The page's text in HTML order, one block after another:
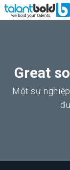
Great
Một sự